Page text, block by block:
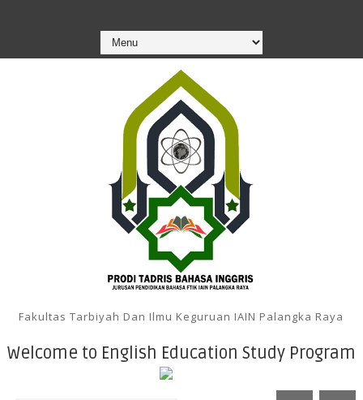
Fakultas Tarbiyah Dan Ilmu Keguruan IAIN Palangka Raya
Welcome to English Education Study Program